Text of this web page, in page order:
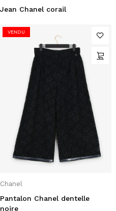
Jean Chanel corail
VENDU
Chanel
Pantalon Chanel dentelle
noire